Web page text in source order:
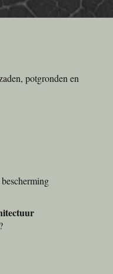
potgronden en